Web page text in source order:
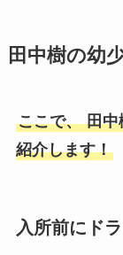
田中樹の幼
ここで、 田中
紹介します！
入所前にド